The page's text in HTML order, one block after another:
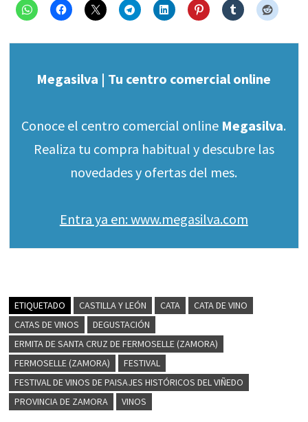
Megasilva | Tu centro comercial online
Conoce el centro comercial online Megasilva.
Realiza tu compra habitual y descubre las
novedades y ofertas del mes.
Entra ya en: www.megasilva.com
ETIQUETADO CASTILLA Y LEÓN CATA
CATA DE VINO
CATAS DE VINOS
DEGUSTACIÓN
ERMITA DE SANTA CRUZ DE FERMOSELLE (ZAMORA)
FERMOSELLE (ZAMORA)
FESTIVAL
FESTIVAL DE VINOS DE PAISAJES HISTÓRICOS DEL VIÑEDO
PROVINCIA DE ZAMORA
VINOS